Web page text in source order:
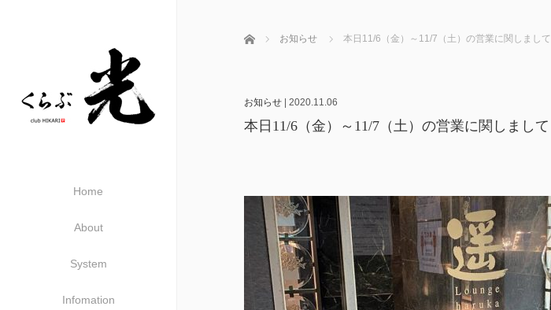
Home
About
System
Infomation
ホーム お知らせ 本日11/6（金）～11/7（土）の営業に関しまして
お知らせ| 2020.11.06
本日11/6（金）～11/7（土）の営業に関しまして